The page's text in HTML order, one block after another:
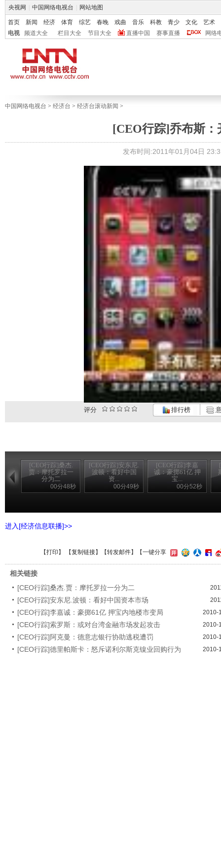
央视网 中国网络电视台 网站地图
首页 新闻 经济 体育 综艺 春晚 戏曲 音乐 科教 青少 文化
艺术
电视
频道大全 栏目大全 节目大全 直播中国 赛事直播 网络
中国网络电视台 > 经济台 > 经济台滚动新闻 >
[CEO行踪]乔布斯：
发布时间:2011年01月04日
评分 排行榜
[CEO行踪]桑杰.
贾：摩托罗拉一
分为二
00分48秒
[CEO行踪]安东尼.
波顿：看好中国
资...
00分49秒
[CEO行踪]李嘉
诚：豪掷61亿 押
宝...
00分52秒
进入[经济信息联播]>>
【打印 】 【复制链接】【转发邮件】 【一键分享
相关链接
[CEO行踪]桑杰.贾：摩托罗拉一分为二
[CEO行踪]安东尼.波顿：看好中国资本市场
[CEO行踪]李嘉诚：豪掷61亿 押宝内地楼市变局 2010-
[CEO行踪]索罗斯：或对台湾金融市场发起攻击 2010-
[CEO行踪]阿克曼：德意志银行协助逃税遭罚 2010-
[CEO行踪]德里帕斯卡：怒斥诺利尔斯克镍业回购行为 2010-